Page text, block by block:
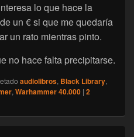
lo que hace la
un € si que me quedaría
un rato mientras pinto.
no hace falta precipitarse.
audiolibros, Black Library,
, Warhammer 40.000 | 2